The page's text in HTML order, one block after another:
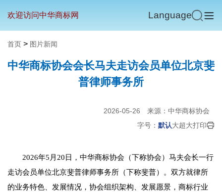
欢迎访问中华商标网 Language
首页 > 图片新闻
中华商标协会会长马夫走访会员单位北京斐
普律师事务所
2026-05-26
来源：中华商标协会
字号： 默认大超大打印
2026年5月20日，中华商标协会（下称协会）马夫会长一行
走访会员单位北京斐普律师事务所（下称斐普）。双方就律所
的业务特色、发展情况，协会组织架构、发展愿景，商标行业